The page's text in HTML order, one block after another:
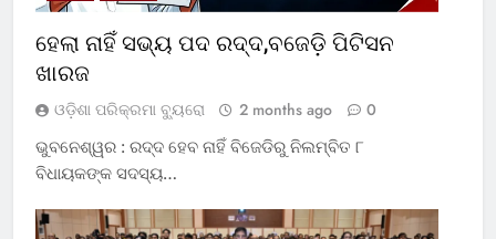
ହେଲା ନାହିଁ ସଭ୍ୟ ପଦ ରଦ୍ଦ,ବଜେଡ଼ି ପିଟିସନ
ଖାରଜ
ଓଡ଼ିଶା ପରିକ୍ରମା ବ୍ୟୁରୋ 2 months ago 0
ଭୁବନେଶ୍ୱର : ରଦ୍ଦ ହେବ ନାହିଁ ବିଜେଡିରୁ ନିଲମ୍ବିତ ୮
ବିଧାୟକଙ୍କ ସଦସ୍ୟ…